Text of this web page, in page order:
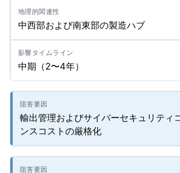
中西部および南東部の製造ハブ
中期（2〜4年）
輸出管理およびサイバーセキュリティ
ンスコストの厳格化